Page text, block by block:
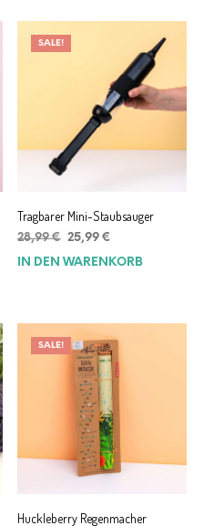
SALE!
Tragbarer Mini-Staubsauger
28,99€ Ursprünglicher
25,99 €Aktueller
IN DEN WARENKORB
SALE!
Huckleberry Regenmacher